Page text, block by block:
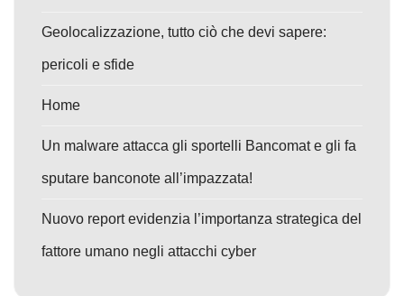
Geolocalizzazione, tutto ciò che devi sapere:
pericoli e sfide
Home
Un malware attacca gli sportelli Bancomat e gli fa
sputare banconote all’impazzata!
Nuovo report evidenzia l’importanza strategica del
fattore umano negli attacchi cyber